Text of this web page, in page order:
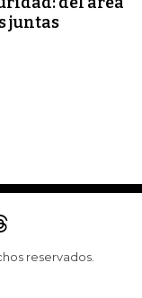
juntas
reservados.